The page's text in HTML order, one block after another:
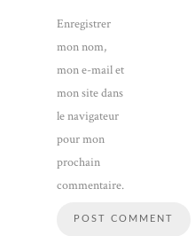
Enregistrer
mon nom,
mon e-mail et
mon site dans
le navigateur
pour mon
prochain
commentaire.